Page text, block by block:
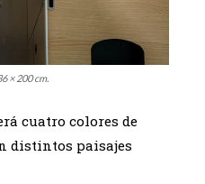
× 200 cm.
cuatro colores de
distintos paisajes